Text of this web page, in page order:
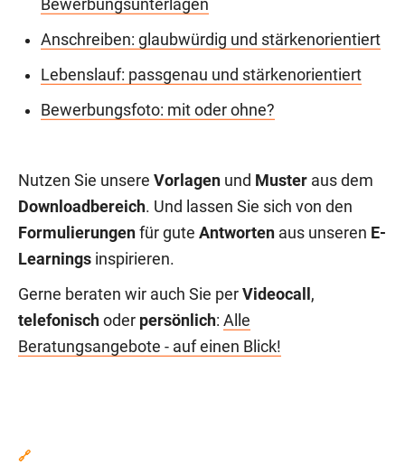
Bewerbungsunterlagen
Anschreiben: glaubwürdig und stärkenorientiert
Lebenslauf: passgenau und stärkenorientiert
Bewerbungsfoto: mit oder ohne?
Nutzen Sie unsere Vorlagen und Muster aus dem
Downloadbereich. Und lassen Sie sich von den
Formulierungen für gute Antworten aus unseren E-
Learnings inspirieren.
Gerne beraten wir auch Sie per Videocall ,
telefonisch oder persönlich: Alle
Beratungsangebote - auf einen Blick!
🔗